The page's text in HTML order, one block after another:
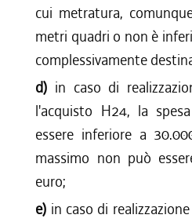
cui metratura,
metri quadri o non è
complessivamente
d) in caso di
l'acquisto H24, la
essere inferiore a
massimo non può
euro;
e) in caso di